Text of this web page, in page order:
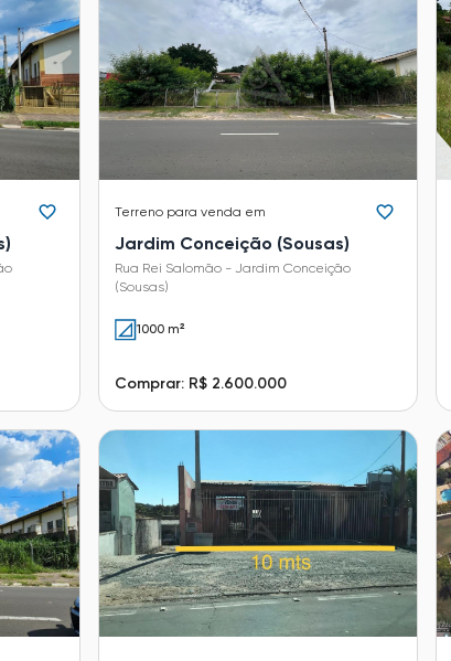
Terreno para venda em
Jardim Conceição (Sousas)
Rua Rei Salomão - Jardim Conceição
(Sousas)
1000 m²
Comprar: R$ 2.600.000